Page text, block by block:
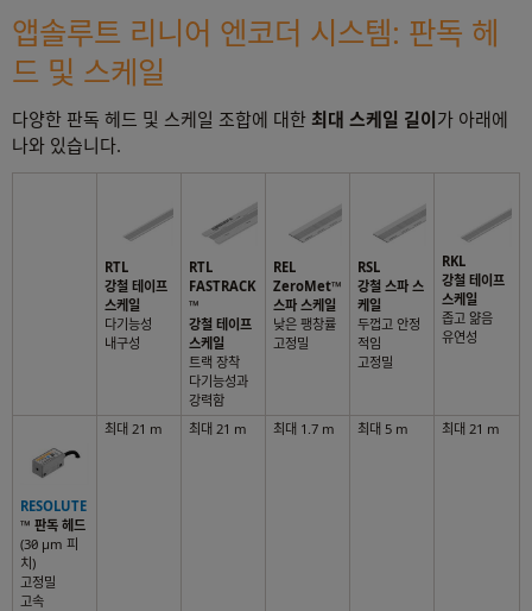
앱솔루트 리니어 엔코더 시스템: 판독 헤
드 및 스케일
다양한 판독 헤드 및 스케일 조합에 대한 최대 스케일 길이가 아래에
나와 있습니다.
RTL
강철 테이프
스케일
다기능성
내구성
RTL
FASTRACK
™
강철 테이프
스케일
트랙 장착
다기능성과
강력함
REL
ZeroMet™
스파 스케일
낮은 팽창률
고정밀
RSL
강철 스파 스
케일
두껍고 안정
적임
고정밀
RKL
강철 테이프
스케일
좁고 얆음
유연성
RESOLUTE
™ 판독 헤드
(30 µm 피
치)
고정밀
고속
최대 21 m 최대 21 m 최대 1.7 m 최대 5 m 최대 21 m